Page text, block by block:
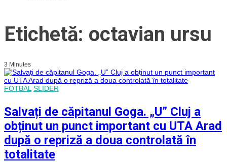
Etichetă: octavian ursu
3 Minutes
FOTBAL SLIDER
Salvați de căpitanul Goga. „U” Cluj a
obținut un punct important cu UTA Arad
după o repriză a doua controlată în
totalitate